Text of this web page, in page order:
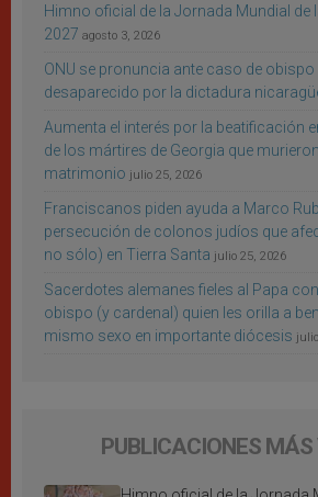
Himno oficial de la Jornada Mundial de
2027 agosto 3, 2026
ONU se pronuncia ante caso de
desaparecido por la dictadura
Aumenta el interés por la beatificación
de los mártires de Georgia que
matrimonio julio 25, 2026
Franciscanos piden ayuda a Marco
persecución de colonos judíos que
no sólo) en Tierra Santa julio 25, 2026
Sacerdotes alemanes fieles al Papa
obispo (y cardenal) quien les orilla a
mismo sexo en importante diócesis
PUBLICACIONES